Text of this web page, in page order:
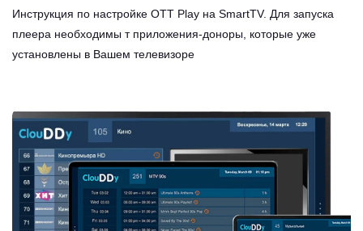
Инструкция по настройке OTT Play на SmartTV. Для запуска
плеера необходимы т приложения-доноры, которые уже
установлены в Вашем телевизоре